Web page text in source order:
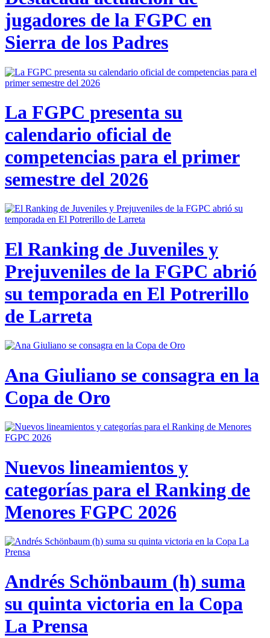
jugadores de la FGPC en
Sierra de los Padres
La FGPC presenta su
calendario oficial de
competencias para el primer
semestre del 2026
El Ranking de Juveniles y
Prejuveniles de la FGPC abrió
su temporada en El Potrerillo
de Larreta
Ana Giuliano se consagra en la
Copa de Oro
Nuevos lineamientos y
categorías para el Ranking de
Menores FGPC 2026
Andrés Schönbaum (h) suma
su quinta victoria en la Copa
La Prensa